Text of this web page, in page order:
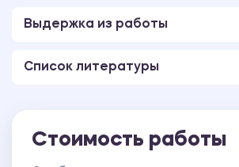
Выдержка из работы
Список литературы
Стоимость работы